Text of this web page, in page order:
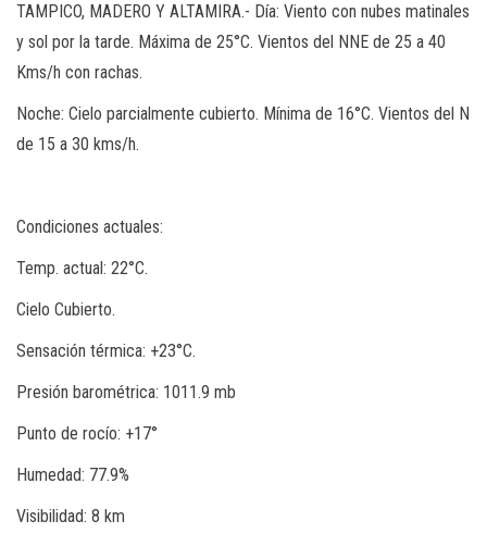
TAMPICO, MADERO Y ALTAMIRA.- Día: Viento con nubes matinales
y sol por la tarde. Máxima de 25°C. Vientos del NNE de 25 a 40
Kms/h con rachas.
Noche: Cielo parcialmente cubierto. Mínima de 16°C. Vientos del N
de 15 a 30 kms/h.
Condiciones actuales:
Temp. actual: 22°C.
Cielo Cubierto.
Sensación térmica: +23°C.
Presión barométrica: 1011.9 mb
Punto de rocío: +17°
Humedad: 77.9%
Visibilidad: 8 km